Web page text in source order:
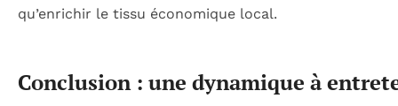
qu’enrichir le tissu économique local.
Conclusion : une dynamique à